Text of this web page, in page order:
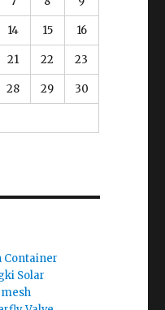
14 15 16
21 22 23
28 29 30
Container
Solar